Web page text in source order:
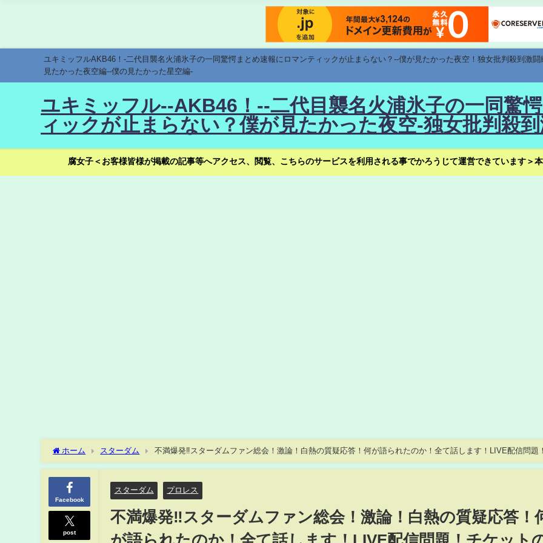
ユキミッフルAKB46！-二代目襲名火浦氷子の一同驚愕まとめ速報にロマンティックが止まらない？--僕が見たかった夜空！独女批判殺到激
見たかった夜空編--僕の見たかった星空編-
ユキミッフル--AKB46！--二代目襲名火浦氷子の一同驚
ィックが止まらない？僕が見たかった夜空-独女批判殺
腐女子＜お客様皆様が掲載の記事等へアクセス、閲覧、こちらのサービスを利用される事でかろうじて運営できています＞
ホーム スターダム
不満爆発‼スターダムファン総会！激論！白熱の質疑応答！何が語られたのか！全て話します！LIVE配信問題
ケットの値段問題！ウナギ・サヤカの契約問題！全てに答えた３時間！スターダム【STARDOM】
Facebook
post
スターダム プロレス
不満爆発‼スターダムファン総会！激論！白熱の質疑応答！